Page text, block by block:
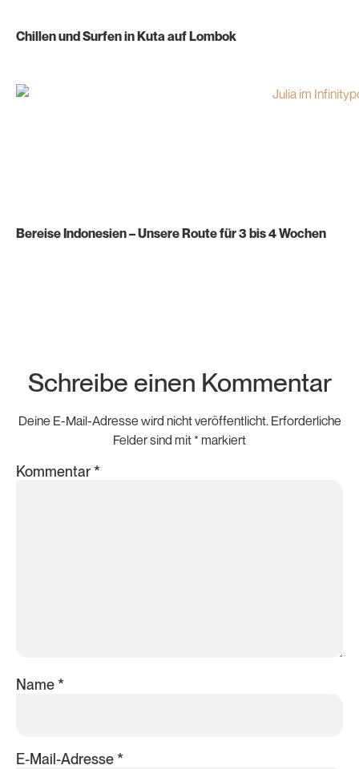
Chillen und Surfen in Kuta auf Lombok
Bereise Indonesien – Unsere Route für 3 bis 4 Wochen
Schreibe einen Kommentar
Deine E-Mail-Adresse wird nicht veröffentlicht. Erforderliche
Felder sind mit* markiert
Kommentar*
Name*
E-Mail-Adresse*